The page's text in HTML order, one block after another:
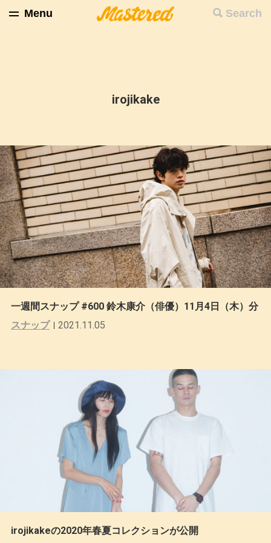
Search
Menu
irojikake
一週間スナップ #600 鈴木康介（俳優）11月4日（木）分
スナップ
2021.11.05
irojikakeの2020年春夏コレクションが公開